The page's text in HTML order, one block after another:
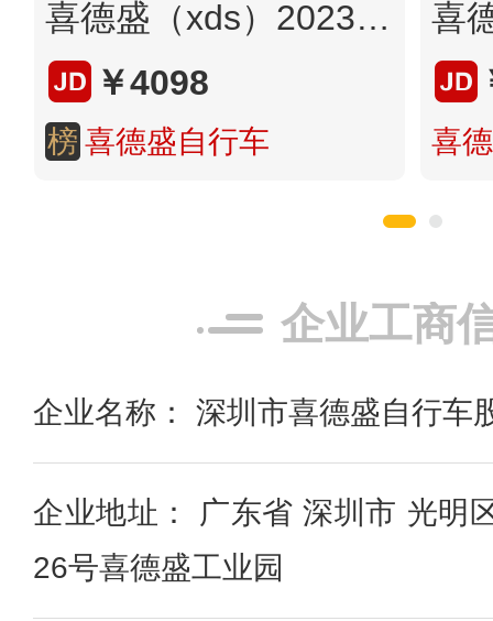
喜德盛（xds）2023新款AD300全内走破风公路车18速线拉油碟铝合金自行车成人男 幻彩紫银510mm 身高175-185厘米 23款新品18速线拉油碟
￥4098
榜 喜德盛自行车 喜
企业工商
企业名称： 深圳市喜德盛自行车
企业地址： 广东省 深圳市 光明
26号喜德盛工业园